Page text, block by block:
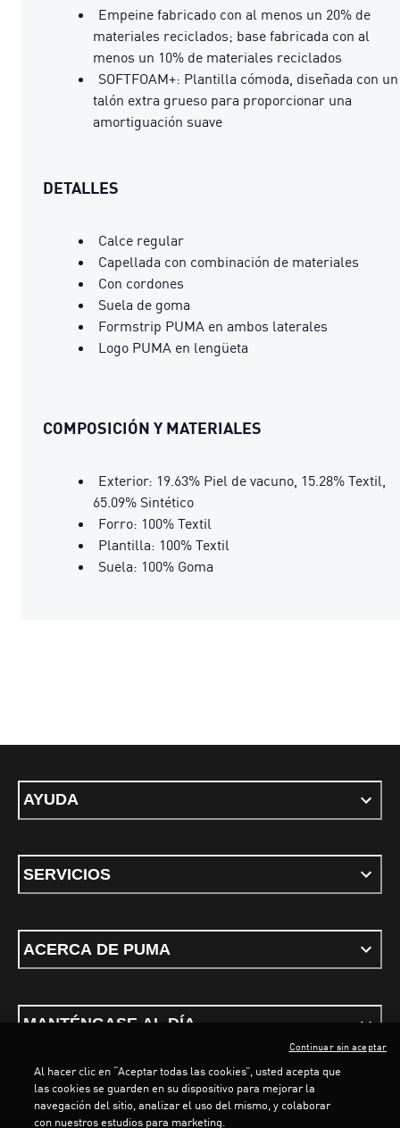
Empeine fabricado con al menos un 20% de
materiales reciclados; base fabricada con al
menos un 10% de materiales reciclados
SOFTFOAM+: Plantilla cómoda, diseñada con un
talón extra grueso para proporcionar una
amortiguación suave
DETALLES
Calce regular
Capellada con combinación de materiales
Con cordones
Suela de goma
Formstrip PUMA en ambos laterales
Logo PUMA en lengüeta
COMPOSICIÓN Y MATERIALES
Exterior: 19.63% Piel de vacuno, 15.28% Textil,
65.09% Sintético
Forro: 100% Textil
Plantilla: 100% Textil
Suela: 100% Goma
AYUDA
SERVICIOS
ACERCA DE PUMA
MANTÉNGASE AL DÍA
Términos y condicionesPolítica de Privacidad
Al hacer clic en “Aceptar todas las cookies”, usted acepta que
las cookies se guarden en su dispositivo para mejorar la
navegación del sitio, analizar el uso del mismo, y colaborar
con nuestros estudios para marketing.
Continuar sin aceptar